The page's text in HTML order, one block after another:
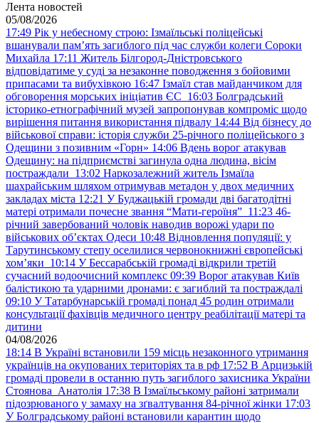
Лента новостей
05/08/2026
17:49 Рік у небесному строю: Ізмаїльські поліцейські
вшанували пам’ять загиблого під час служби колеги Сороки
Михайла 17:11 Житель Білгород-Дністровського
відповідатиме у суді за незаконне поводження з бойовими
припасами та вибухівкою 16:47 Ізмаїл став майданчиком для
обговорення морських ініціатив ЄС 16:03 Болградський
історико-етнографічний музей запропонував компроміс щодо
вирішення питання використання підвалу 14:44 Від бізнесу до
військової справи: історія служби 25-річного поліцейського з
Одещини з позивним «Горн» 14:06 Вдень ворог атакував
Одещину: на підприємстві загинула одна людина, вісім
постраждали 13:02 Наркозалежний житель Ізмаїла
шахрайським шляхом отримував метадон у двох медичних
закладах міста 12:21 У Буджацькій громади дві багатодітні
матері отримали почесне звання “Мати-героїня” 11:23 46-
річний завербований чоловік наводив ворожі удари по
військових обʼєктах Одеси 10:48 Відновлення популяції: у
Тарутинському степу оселилися червонокнижні європейські
хом’яки 10:14 У Бессарабській громаді відкрили третій
сучасний водоочисний комплекс 09:39 Ворог атакував Київ
балістикою та ударними дронами: є загиблий та постраждалі
09:10 У Татарбунарській громаді понад 45 родин отримали
консультації фахівців медичного центру реабілітації матері та
дитини
04/08/2026
18:14 В Україні встановили 159 місць незаконного утримання
українців на окупованих територіях та в рф 17:52 В Арцизькій
громаді провели в останню путь загиблого захисника України
Стоянова Анатолія 17:38 В Ізмаїльському районі затримали
підозрюваного у замаху на зґвалтування 84-річної жінки 17:03
У Болградському районі встановили карантин щодо